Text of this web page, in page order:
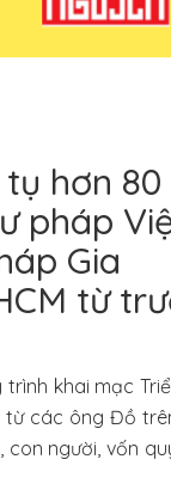
hơn
pháp
Gia
từ
khai mạc
từ các ông Đồ
người, vốn